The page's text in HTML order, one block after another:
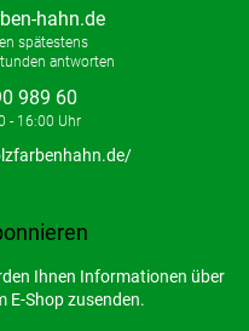
hahn.de
989 60
Ihnen Informationen über
E-Shop zusenden.